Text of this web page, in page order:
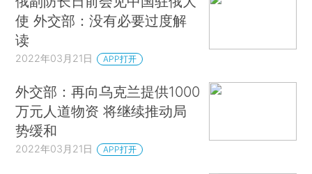
使 外交部：没有必要过度解
读
2022年03月21日 APP打开
外交部：再向乌克兰提供1000
万元人道物资 将继续推动局
势缓和
2022年03月21日 APP打开